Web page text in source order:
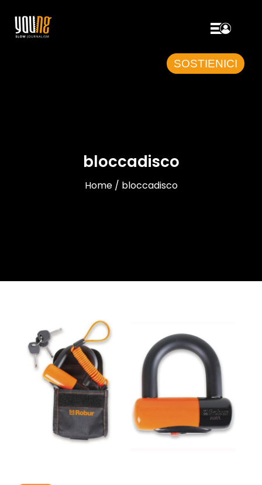
SOSTIENICI
bloccadisco
Home / bloccadisco